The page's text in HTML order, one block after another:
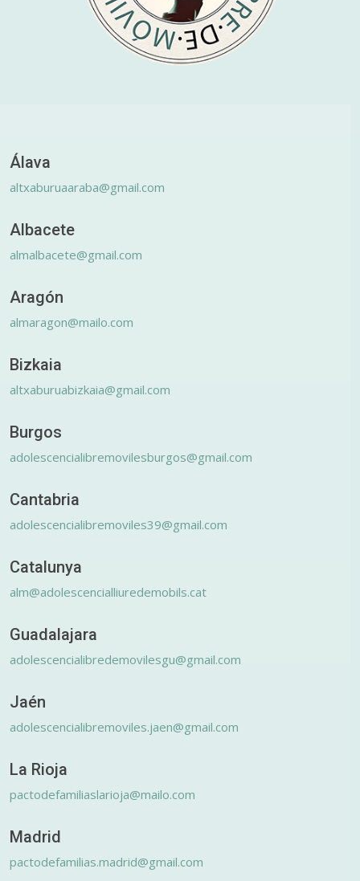
Álava
altxaburuaaraba@gmail.com
Albacete
almalbacete@gmail.com
Aragón
almaragon@mailo.com
Bizkaia
altxaburuabizkaia@gmail.com
Burgos
adolescencialibremovilesburgos@gmail.com
Cantabria
adolescencialibremoviles39@gmail.com
Catalunya
alm@adolescencialliuredemobils.cat
Guadalajara
adolescencialibredemovilesgu@gmail.com
Jaén
adolescencialibremoviles.jaen@gmail.com
La Rioja
pactodefamiliaslarioja@mailo.com
Madrid
pactodefamilias.madrid@gmail.com